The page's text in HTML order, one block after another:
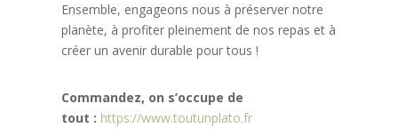
Ensemble, engageons nous à préserver notre
planète, à profiter pleinement de nos repas et à
créer un avenir durable pour tous !
Commandez, on s’occupe de
tout : https://www.toutunplato.fr